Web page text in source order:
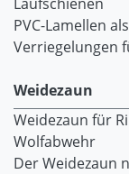
PVC-Lamellen
Verriegelungen
Weidezaun
Weidezaun für
Wolfabwehr
Der Weidezaun